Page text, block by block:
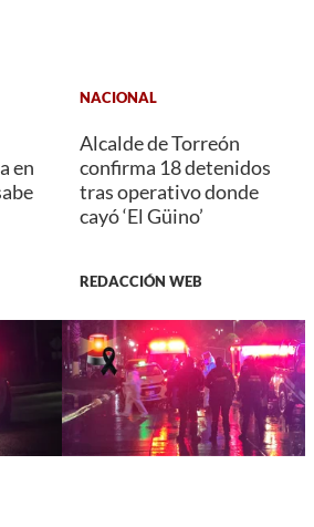
en
NACIONAL
Alcalde de Torreón
confirma 18 detenidos
tras operativo donde
cayó ‘El Güino’
REDACCIÓN WEB